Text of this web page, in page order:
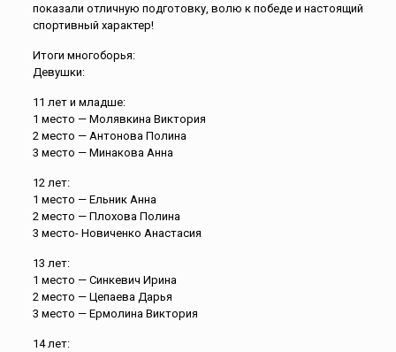
показали отличную подготовку, волю к победе и настоящий
спортивный характер!
Итоги многоборья:
Девушки:
11 лет и младше:
1 место — Молявкина Виктория
2 место — Антонова Полина
3 место — Минакова Анна
12 лет:
1 место — Ельник Анна
2 место — Плохова Полина
3 место- Новиченко Анастасия
13 лет:
1 место — Синкевич Ирина
2 место — Цепаева Дарья
3 место — Ермолина Виктория
14 лет: